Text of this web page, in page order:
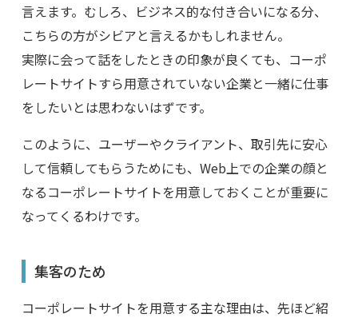
言えます。むしろ、ビジネス的な付き合いになる分、
こちらの方がシビアと言えるかもしれません。
実際に会って話をしたときの印象が良くても、コーポ
レートサイトすら用意されていない企業と一緒に仕事
をしたいとは思わないはずです。
このように、ユーザーやクライアント、取引先に安心
して信頼してもらうためにも、Web上での企業の顔と
なるコーポレートサイトを用意しておくことが重要に
なってくるわけです。
集客のため
コーポレートサイトを用意する主な理由は、先ほど紹